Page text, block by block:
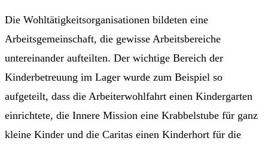
Die Wohltätigkeitsorganisationen bildeten eine
Arbeitsgemeinschaft, die gewisse Arbeitsbereiche
untereinander aufteilten. Der wichtige Bereich der
Kinderbetreuung im Lager wurde zum Beispiel so
aufgeteilt, dass die Arbeiterwohlfahrt einen Kindergarten
einrichtete, die Innere Mission eine Krabbelstube für ganz
kleine Kinder und die Caritas einen Kinderhort für die